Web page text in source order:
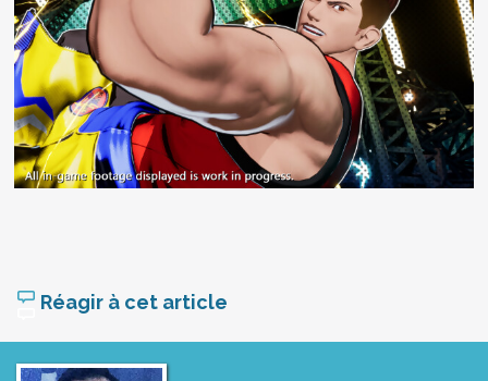
Réagir à cet article